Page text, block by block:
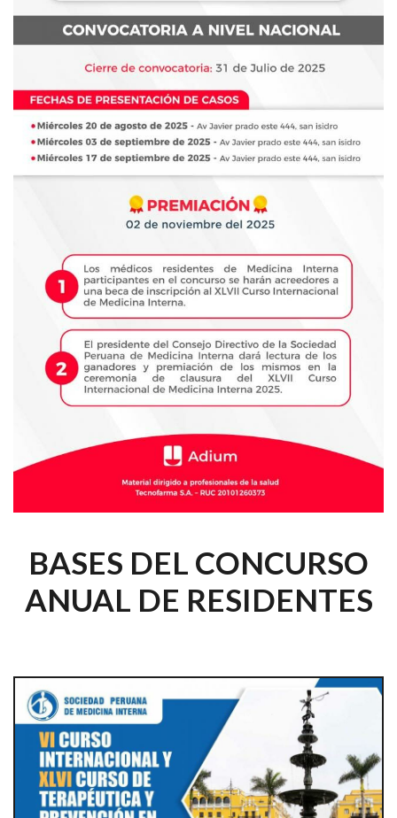
BASES DEL CONCURSO
ANUAL DE RESIDENTES